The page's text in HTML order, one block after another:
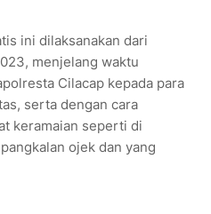
ini dilaksanakan dari
menjelang waktu
Cilacap kepada para
serta dengan cara
keramaian seperti di
ojek dan yang